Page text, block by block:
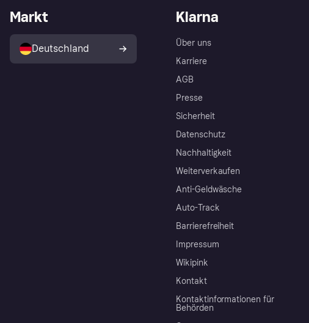
Klarna
Über uns
Karriere
AGB
Presse
Sicherheit
Datenschutz
Nachhaltigkeit
Weiterverkaufen
Anti-Geldwäsche
Auto-Track
Barrierefreiheit
Impressum
Wikipink
Kontakt
Kontaktinformationen für
Behörden
Markt
Deutschland